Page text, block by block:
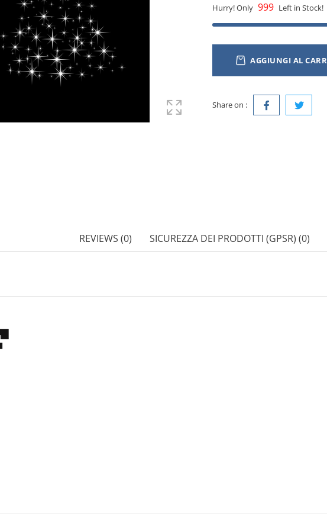
Hurry! Only 999 Left in Stock!
AGGIUNGI AL
Share on :
REVIEWS (0) SICUREZZA DEI PRODOTTI (GPSR) (0)